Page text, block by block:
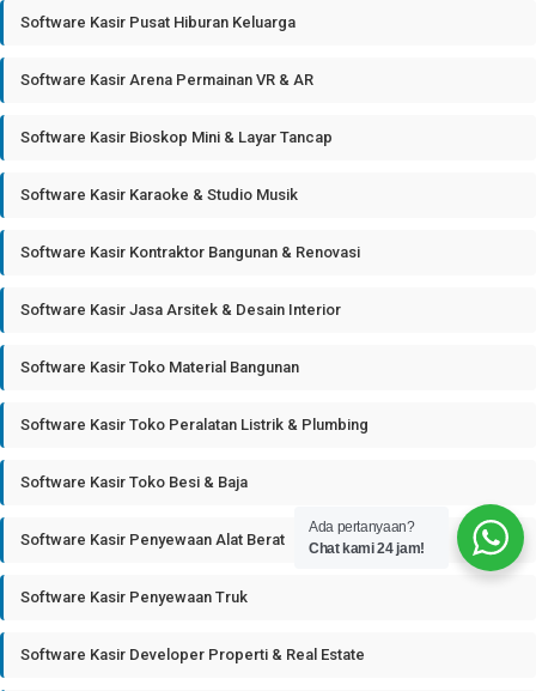
Software Kasir Pusat Hiburan Keluarga
Software Kasir Arena Permainan VR & AR
Software Kasir Bioskop Mini & Layar Tancap
Software Kasir Karaoke & Studio Musik
Software Kasir Kontraktor Bangunan & Renovasi
Software Kasir Jasa Arsitek & Desain Interior
Software Kasir Toko Material Bangunan
Software Kasir Toko Peralatan Listrik & Plumbing
Software Kasir Toko Besi & Baja
Software Kasir Penyewaan Alat Berat
Software Kasir Penyewaan Truk
Software Kasir Developer Properti & Real Estate
Ada pertanyaan?
Chat kami 24 jam!